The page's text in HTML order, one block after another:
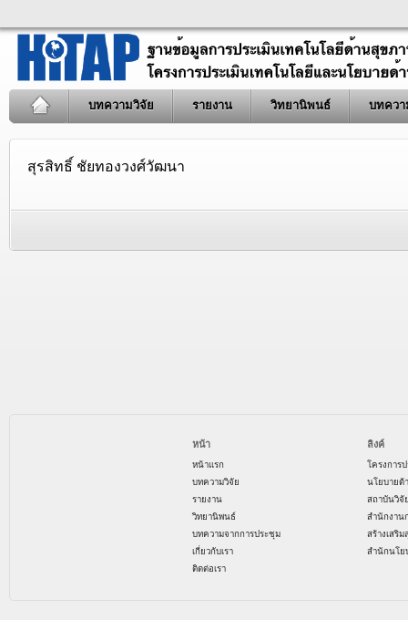
บทความวิจัย รายงาน วิทยานิพนธ์ บทควา
สุรสิทธิ์ ชัยทองวงศ์วัฒนา
หน้า
หน้าแรก
บทความวิจัย
รายงาน
วิทยานิพนธ์
บทความจากการประชุม
เกี่ยวกับเรา
ติดต่อเรา
ลิงค์
โครงการ
นโยบายด้
สถาบันวิจั
สำนักงาน
สร้างเสริ
สำนักนโย